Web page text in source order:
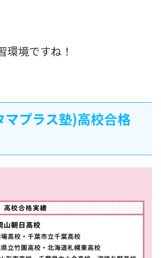
環境ですね！
プラス塾)高校合格